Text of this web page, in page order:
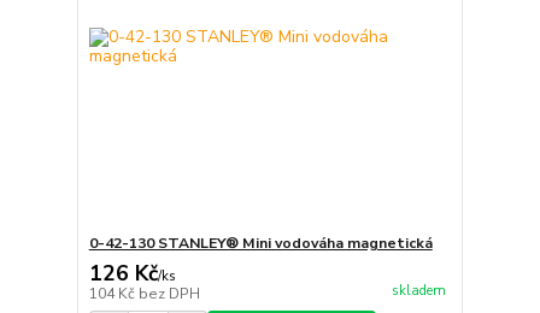
0-42-130 STANLEY® Mini vodováha magnetická
126 Kč/ks
104 Kč bez DPH skladem